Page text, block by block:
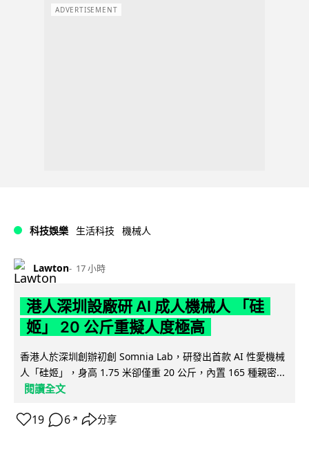
ADVERTISEMENT
科技娛樂 生活科技 機械人
Lawton 17 小時
港人深圳設廠研 AI 成人機械人 「硅
姬」 20 公斤重擬人度極高
香港人於深圳創辦初創 Somnia Lab，研發出首款 AI 性愛機械
人「硅姬」，身高 1.75 米卻僅重 20 公斤，內置 165 種親密...
閱讀全文
19 6 ↗ 分享